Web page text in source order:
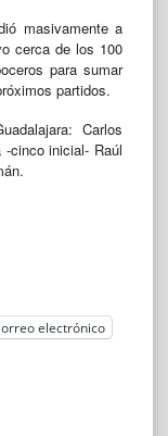
masivamente a
cerca de los 100
para sumar
partidos.
Carlos
cinco inicial- Raúl
electrónico